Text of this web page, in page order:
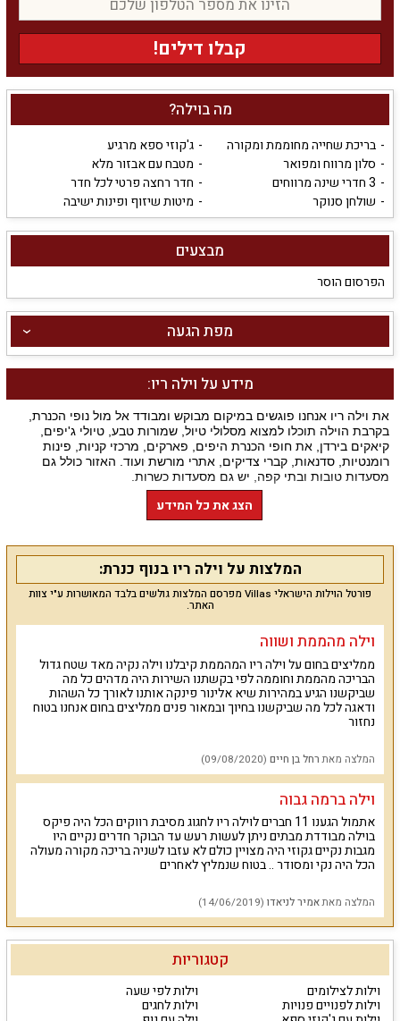
מה בוילה?
בריכת שחייה מחוממת ומקורה
ג'קוזי ספא מרגיע
סלון מרווח ומפואר
מטבח עם אבזור מלא
3 חדרי שינה מרווחים
חדר רחצה פרטי לכל חדר
שולחן סנוקר
מיטות שיזוף ופינות ישיבה
מבצעים
הפרסום הוסר
מפת הגעה
קבלו דילים!
מידע על וילה ריו:
את וילה ריו אנחנו פוגשים במיקום מבוקש ומבודד אל מול נופי הכנרת,
בקרבת הוילה תוכלו למצוא מסלולי טיול, שמורות טבע, טיולי ג'יפים,
קיאקים בירדן, את חופי הכנרת היפים, פארקים, מרכזי קניות, פינות
רומנטיות, סדנאות, קברי צדיקים, אתרי מורשת ועוד. האזור כולל גם
מסעדות טובות ובתי קפה, יש גם מסעדות כשרות.
מה מציעה הוילה לנופשים?
סלון יוקרתי, מטבח מאובזר ו-3 חדרי שינה זוגיים עם חדרי רחצה צמודים.
מפנקת נוחה, מסך גדול, ערוצי YES, מערכת קולנוע ביתית ומערכת
קריוקי יוקרתית. המטבח של וילה ריו ממתין לכם מאובזר עם מקרר,
כיריים, מיקרוגל, קומקום חשמלי, כלים, פלטה ומייחם בשבת, יש עמדת
ברביקיו בחצר הוילה. חדרי השינה מעוצבים בסגנון יוקרתי קלאסי רומנטי
עם מיטה זוגית, מצעים, כלי מיטה נוחים, מזגן, מסך וממיר, כל חדר שנה
כולל גם חדר רחצה צמוד.
חצר הנופש של וילה ריו היא הפינוק שלכם, אתם נהנים עם בריכה
מחוממת ומקורה לפי העונה, מיטות שיזוף, ג'קוזי ספא, פינות ישיבה מול
הנוף, נדנדה, שולחן סנוקר ומדשאות.
למי זה מתאים?
וילה ריו מארחת משפחות, זוגות, קבוצות חברים, דתיים, ימי גיבוש וכיף,
קצרה). ישנה נגישות לנכים במתחם.
יתרונות בולטים:בריכה מחוממת ומקורה בחצר לפי העונה, ג'קוזי מפנק,
מיקום מבודד מול נופי הכנרת, שולחן סנוקר, מערכת קולנוע ביתית
ומערכת קריוקי בסלון, אינטרנט אלחוטי, חנייה בשפע לצד הוילה.
אם אתם מחפשים וילה עם כל אטרקציות הנופש הכי מבוקשות
במיקום הכי מבוקש בקרבת הכנרת והגולן,
השנה ובכל ימות השבוע.
הצג את כל המידע
המלצות על וילה ריו בנוף כנרת:
פורטל הוילות הישראלי Villas מפרסם המלצות גולשים בלבד המאושרות ע"י צוות
האתר.
וילה מהממת ושווה
ממליצים בחום על וילה ריו המהממת קיבלנו וילה נקיה מאד שטח גדול
הבריכה מהממת וחוממה לפי בקשתנו השירות היה מדהים כל מה
שביקשנו הגיע במהירות שיא אלינור פינקה אותנו לאורך כל השהות
ודאגה לכל מה שביקשנו בחיוך ובמאור פנים ממליצים בחום אנחנו בטוח
נחזור
המלצה מאתרחל בן חיים (09/08/2020)
וילה ברמה גבוה
אתמול הגענו 11 חברים לוילה ריו לחגוג מסיבת רווקים הכל היה פיקס
בוילה מבודדת מבתים ניתן לעשות רעש עד הבוקר חדרים נקיים היו
מגבות נקיים גקוזי היה מצויין כולם לא עזבו לשניה בריכה מקורה מעולה
הכל היה נקי ומסודר .. בטוח שנמליץ לאחרים
המלצה מאתאמיר לניאדו (14/06/2019)
קטגוריות
וילות לצילומים וילות לפי שעה
וילות לפנויים פנויות וילות לחגים